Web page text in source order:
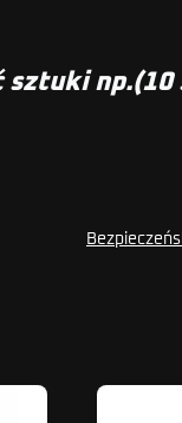
np.(10